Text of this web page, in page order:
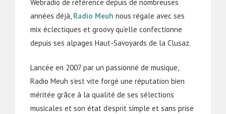
Webradio de référence depuis de nombreuses
années déjà, Radio Meuh nous régale avec ses
mix éclectiques et groovy qu’elle confectionne
depuis ses alpages Haut-Savoyards de la Clusaz.
Lancée en 2007 par un passionné de musique,
Radio Meuh s’est vite forgé une réputation bien
méritée grâce à la qualité de ses sélections
musicales et son état d’esprit simple et sans prise